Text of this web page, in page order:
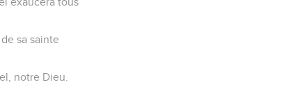
sa sainte
notre Dieu.